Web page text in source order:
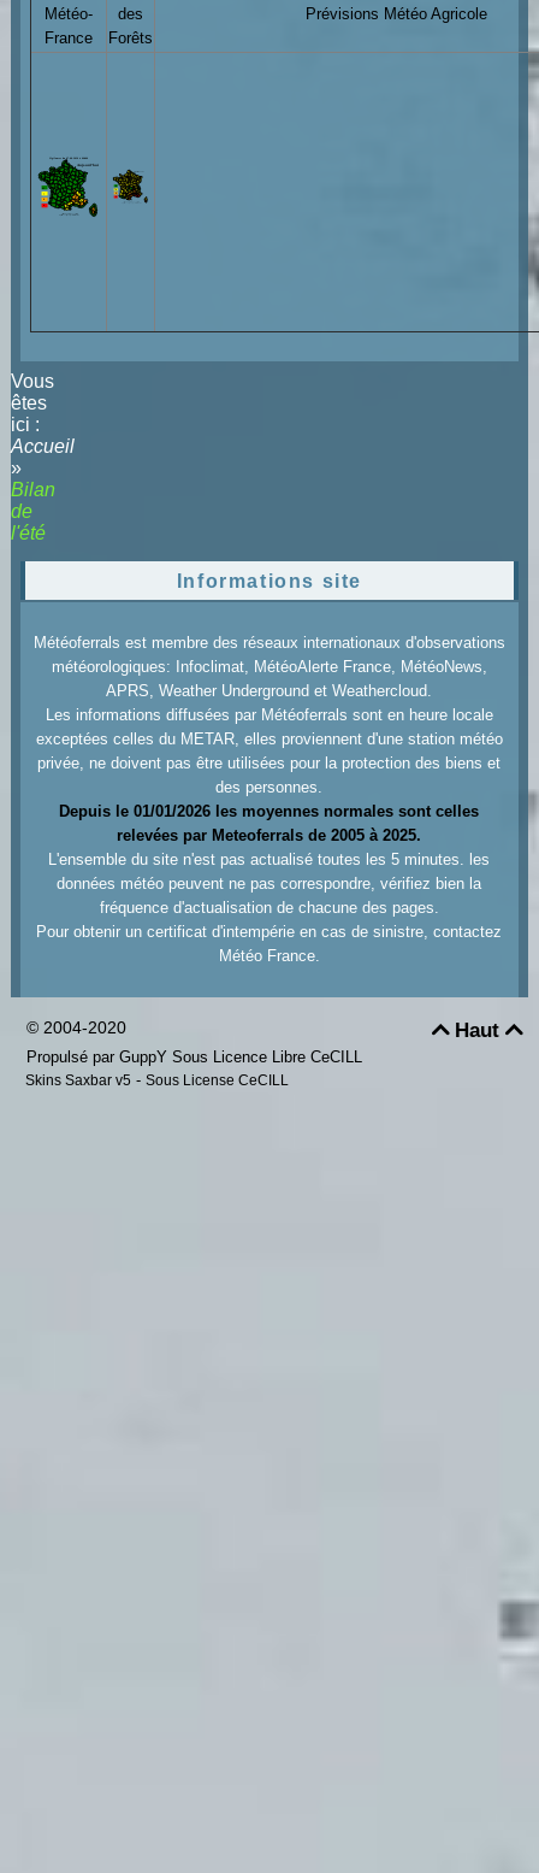
Météo-
France
des
Forêts
Prévisions Météo Agricole
Vous
êtes
ici :
Accueil
»
Bilan
de
l'été
Informations site
Météoferrals est membre des réseaux internationaux d'observations
météorologiques: Infoclimat, MétéoAlerte France, MétéoNews,
APRS, Weather Underground et Weathercloud.
Les informations diffusées par Météoferrals sont en heure locale
exceptées celles du METAR, elles proviennent d'une station météo
privée, ne doivent pas être utilisées pour la protection des biens et
des personnes.
Depuis le 01/01/2026 les moyennes normales sont celles
relevées par Meteoferrals de 2005 à 2025.
L'ensemble du site n'est pas actualisé toutes les 5 minutes. les
données météo peuvent ne pas correspondre, vérifiez bien la
fréquence d'actualisation de chacune des pages.
Pour obtenir un certificat d'intempérie en cas de sinistre, contactez
Météo France.
Haut
© 2004-2020
Propulsé par GuppY Sous Licence Libre CeCILL
Skins Saxbar v5 - Sous License CeCILL